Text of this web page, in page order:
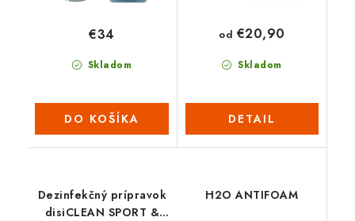
Skladom
€34
DO KOŠÍKA
Skladom
od €20,90
DETAIL
Dezinfekčný prípravok
disiCLEAN SPORT &
H2O ANTIFOAM